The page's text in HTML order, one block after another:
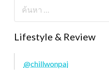
Lifestyle & Review
@chillwonpai